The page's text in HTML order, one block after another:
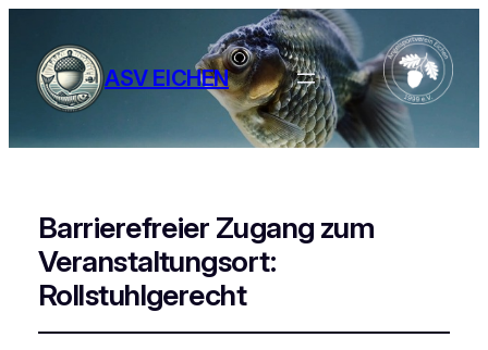
ASV EICHEN
Barrierefreier Zugang zum
Veranstaltungsort:
Rollstuhlgerecht